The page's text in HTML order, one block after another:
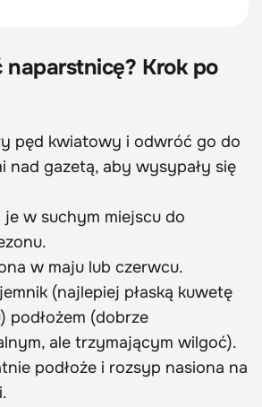
naparstnicę? Krok po
pęd kwiatowy i odwróć go do
nad gazetą, aby wysypały się
je w suchym miejscu do
w maju lub czerwcu.
(najlepiej płaską kuwetę
podłożem (dobrze
ale trzymającym wilgoć).
podłoże i rozsyp nasiona na